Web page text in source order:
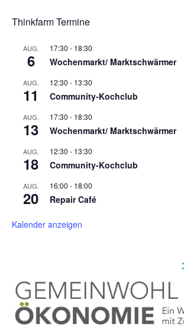
Thinkfarm Termine
AUG.
6
17:30 - 18:30
Wochenmarkt/ Marktschwärmer
AUG.
11
12:30 - 13:30
Community-Kochclub
AUG.
13
17:30 - 18:30
Wochenmarkt/ Marktschwärmer
AUG.
18
12:30 - 13:30
Community-Kochclub
AUG.
20
16:00 - 18:00
Repair Café
Kalender anzeigen